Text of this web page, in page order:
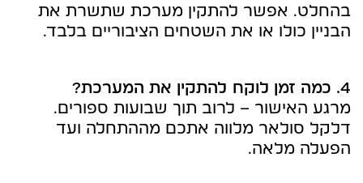
בהחלט. אפשר להתקין מערכת שתשרת את
הבניין כולו או את השטחים הציבוריים בלבד.
4. כמה זמן לוקח להתקין את המערכת?
מרגע האישור – לרוב תוך שבועות ספורים.
דלקל סולאר מלווה אתכם מההתחלה ועד
הפעלה מלאה.